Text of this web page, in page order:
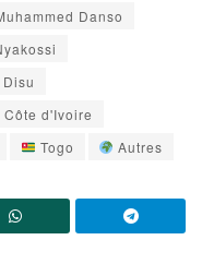
Danso
Côte d'Ivoire
Togo Autres